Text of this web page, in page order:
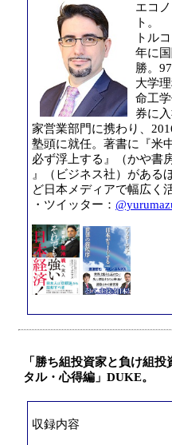
エコ
ト。
トル
年に
勝。
大学
命工
券に
家営業部門に携わり、
塾頭に就任。著書に『米
必ず浮上する』（かや書
』（ビジネス社）がある
ど日本メディアで幅広く
・ツイッター：
「勝ち組投資家と負け組
タル・心得編」DUKE。
収録内容